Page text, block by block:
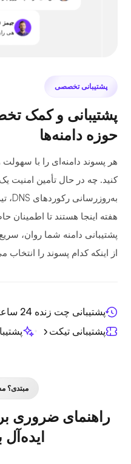
جیمز
هی
پشتیبانی تخصصی
حوزه دامنه‌ها
هفته اینجا هستند تا اطمینان
پشتیبانی دامنه شما روان،
از اینکه کدام پسوند را انتخاب
پشتیبانی چت زنده 24 ساعته
پشتیبانی تیکت
مبتدی؟